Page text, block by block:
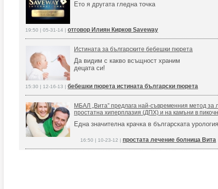
Ето я другата гледна точка
19:50 | 05-31-14 | отговор Илиян Кирков Saveway
Истината за българските бебешки пюрета
Да видим с какво всъщност храним
децата си!
15:30 | 12-16-13 | бебешки пюрета истината български пюрета
МБАЛ „Вита” предлага най-съвременния метод за
простатна хиперплазия (ДПХ) и на камъни в
Една значителна крачка в българската
16:50 | 10-23-12 | простата лечение болница Вита